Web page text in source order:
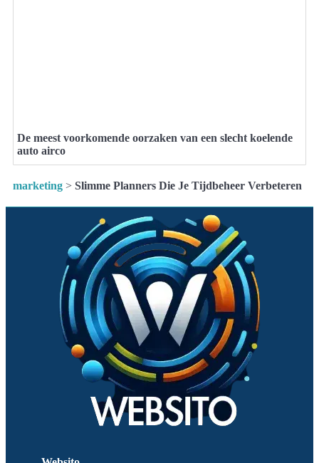
De meest voorkomende oorzaken van een slecht koelende
auto airco
marketing > Slimme Planners Die Je Tijdbeheer Verbeteren